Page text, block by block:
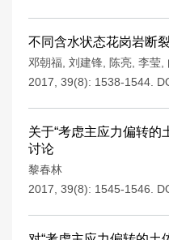
不同含水状态花岗岩断
邓朝福 刘建锋 陈亮 李莹
2017, 39(8): 1538-1544.
关于“考虑主应力偏转的
讨论
黎春林
2017, 39(8): 1545-1546.